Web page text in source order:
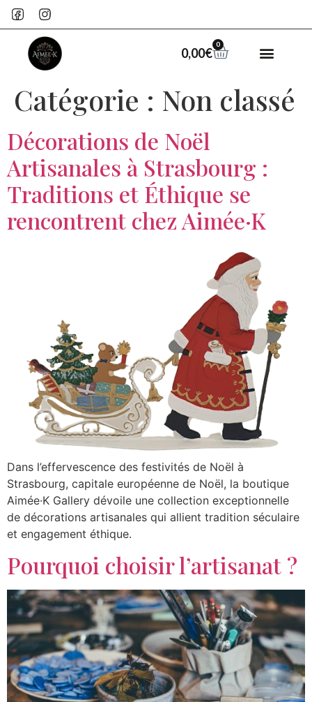
0,00€
0
Catégorie : Non classé
Décorations de Noël
Artisanales à Strasbourg :
Traditions et Éthique se
rencontrent chez Aimée·K
Dans l’effervescence des festivités de Noël à
Strasbourg, capitale européenne de Noël, la boutique
Aimée·K Gallery dévoile une collection exceptionnelle
de décorations artisanales qui allient tradition séculaire
et engagement éthique.
Pourquoi choisir l’artisanat ?